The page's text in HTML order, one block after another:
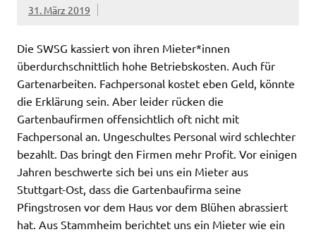
31. März 2019
Die SWSG kassiert von ihren Mieter*innen
überdurchschnittlich hohe Betriebskosten. Auch für
Gartenarbeiten. Fachpersonal kostet eben Geld, könnte
die Erklärung sein. Aber leider rücken die
Gartenbaufirmen offensichtlich oft nicht mit
Fachpersonal an. Ungeschultes Personal wird schlechter
bezahlt. Das bringt den Firmen mehr Profit. Vor einigen
Jahren beschwerte sich bei uns ein Mieter aus
Stuttgart-Ost, dass die Gartenbaufirma seine
Pfingstrosen vor dem Haus vor dem Blühen abrassiert
hat. Aus Stammheim berichtet uns ein Mieter wie ein